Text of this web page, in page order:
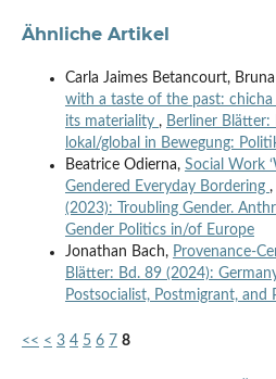
Ähnliche Artikel
Carla Jaimes Betancourt,
with a taste of the past: chicha
its materiality , Berliner Blätter:
lokal/global in Bewegung:
Beatrice Odierna, Social Work
Gendered Everyday Bordering ,
(2023): Troubling Gender.
Gender Politics in/of Europe
Jonathan Bach, Provenance-
Blätter: Bd. 89 (2024):
Postsocialist, Postmigrant, and
<< < 3 4 5 6 7 8